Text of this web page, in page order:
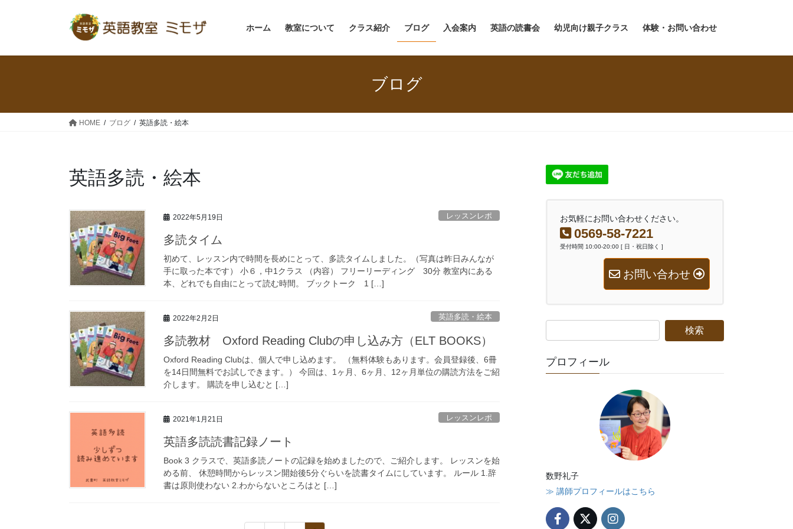
ホーム 教室について クラス紹介 ブログ 入会案内 英語の読書会 幼児向け親子クラス 体験・お問い合わせ
ブログ
HOME ブログ 英語多読・絵本
英語多読・絵本
2022年5月19日 レッスンレポ
多読タイム
初めて、レッスン内で時間を長めにとって、多読タイムしました。（写真は昨日みんなが
手に取った本です） 小６，中1クラス （内容） フリーリーディング 30分 教室内にある
本、どれでも自由にとって読む時間。 ブックトーク 1 […]
2022年2月2日 英語多読・絵本
多読教材 Oxford Reading Clubの申し込み方（ELT BOOKS）
Oxford Reading Clubは、個人で申し込めます。 （無料体験もあります。会員登録後、6冊
を14日間無料でお試しできます。） 今回は、1ヶ月、6ヶ月、12ヶ月単位の購読方法をご紹
介します。 購読を申し込むと […]
2021年1月21日 レッスンレポ
英語多読読書記録ノート
Book 3 クラスで、英語多読ノートの記録を始めましたので、ご紹介します。 レッスンを始
める前、 休憩時間からレッスン開始後5分ぐらいを読書タイムにしています。 ルール 1.辞
書は原則使わない 2.わからないところはと […]
お気軽にお問い合わせください。
0569-58-7221
受付時間 10:00-20:00 [ 日・祝日除く ]
お問い合わせ
プロフィール
数野礼子
≫ 講師プロフィールはこちら